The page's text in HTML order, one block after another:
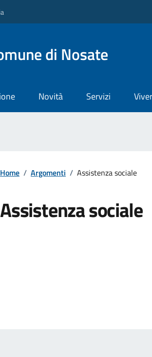
di Nosate
Novità Servizi
Home / Argomenti / Assistenza sociale
Assistenza sociale